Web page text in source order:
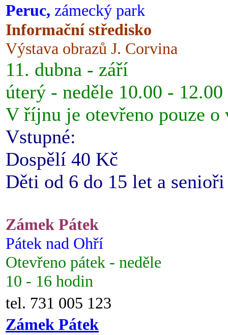
Peruc, zámecký park
Informační středisko
Výstava obrazů J. Corvina
11. dubna - září
úterý - neděle 10.00 -
V říjnu je otevřeno pouze o
Vstupné:
Dospělí 40 Kč
Děti od 6 do 15 let a
Zámek Pátek
Pátek nad Ohří
Otevřeno pátek - neděle
10 - 16 hodin
tel. 731 005 123
Zámek Pátek